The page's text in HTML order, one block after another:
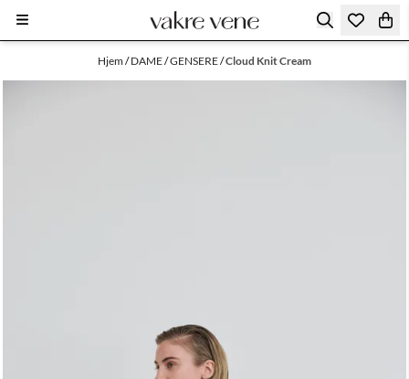
Hopp til innhold
Hjem/DAME/GENSERE/Cloud Knit Cream